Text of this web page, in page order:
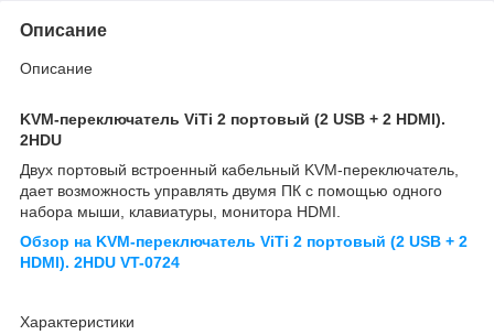
Описание
Описание
KVM-переключатель ViTi 2 портовый (2 USB + 2 HDMI).
2HDU
Двух портовый встроенный кабельный KVM-переключатель,
дает возможность управлять двумя ПК с помощью одного
набора мыши, клавиатуры, монитора HDMI.
Обзор на KVM-переключатель ViTi 2 портовый (2 USB + 2
HDMI). 2HDU VT-0724
Характеристики